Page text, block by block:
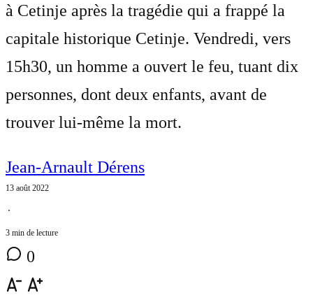
à Cetinje après la tragédie qui a frappé la
capitale historique Cetinje. Vendredi, vers
15h30, un homme a ouvert le feu, tuant dix
personnes, dont deux enfants, avant de
trouver lui-même la mort.
Jean-Arnault Dérens
13 août 2022
⋅
3 min de lecture
0